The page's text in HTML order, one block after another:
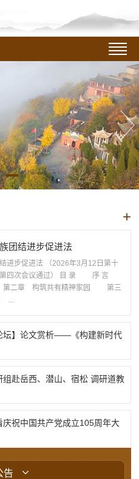
+
团结进步促进法
进步促进法 （2026年3月12日第十
第四次会议通过） 目 录 序 言
章 构筑共有精神家园 第三
...
坛】论文赏析——《构建新时代
组赴岳西、潜山、宿松 调研道教
庆祝中国共产党成立105周年大
告 